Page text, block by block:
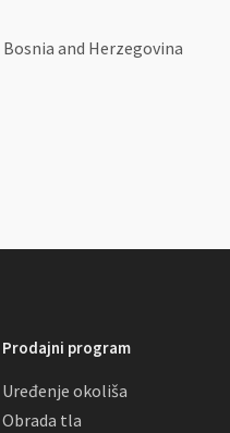
Bosnia and Herzegovina
Prodajni program
Uređenje okoliša
Obrada tla